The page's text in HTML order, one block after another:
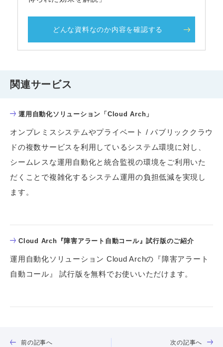
どんな資料なのか内容を確認する
関連サービス
運用自動化ソリューション「Cloud Arch」
オンプレミスシステムやプライベート / パブリッククラウ
ドの複数サービスを利用しているシステム環境に対し、
シームレスな運用自動化と統合監視の環境をご利用いた
だくことで複雑化するシステム運用の負担低減を実現し
ます。
Cloud Arch『障害アラート自動コール』試行版のご紹介
運用自動化ソリューション Cloud Archの『障害アラート
自動コール』 試行版を無料でお使いいただけます。
前の記事へ 次の記事へ